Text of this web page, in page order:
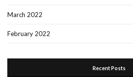
March 2022
February 2022
Recent Posts